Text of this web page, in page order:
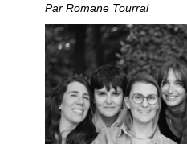
Par Romane Tourral